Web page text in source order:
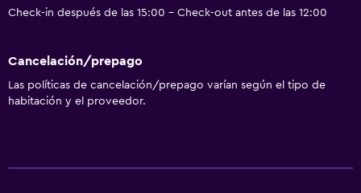
Salud y seguridad
Ideal para familias
Parque infantil
Check-in después de las 15:00 - Check-out antes de las 12:00
Cancelación/prepago
Las políticas de cancelación/prepago varían según el tipo de
habitación y el proveedor.